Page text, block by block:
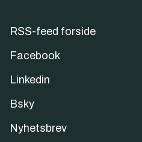
RSS-feed forside
Facebook
Linkedin
Bsky
Nyhetsbrev